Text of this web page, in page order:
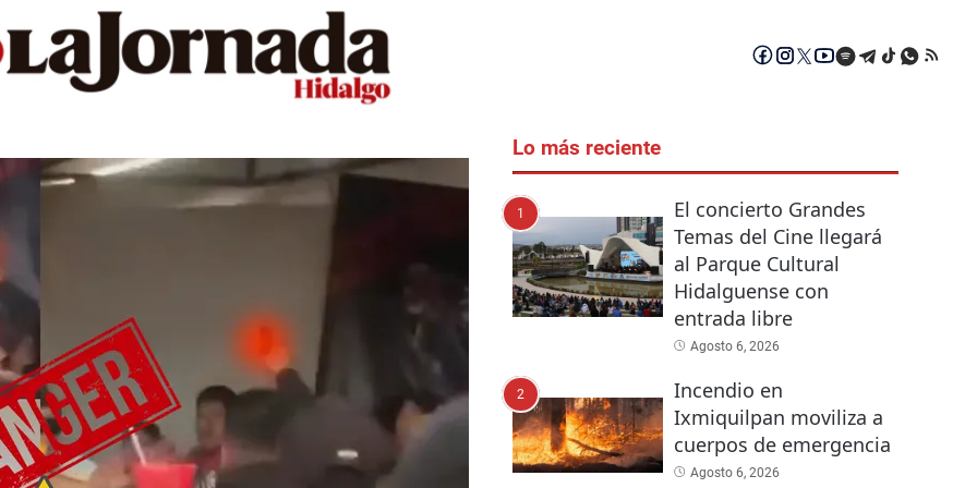
Lo más reciente
1
El concierto Grandes
Temas del Cine llegará
al Parque Cultural
Hidalguense con
entrada libre
Agosto 6, 2026
2
Incendio en
Ixmiquilpan moviliza a
cuerpos de emergencia
Agosto 6, 2026